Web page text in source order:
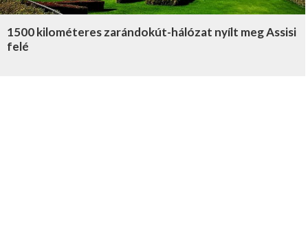
1500 kilométeres zarándokút-hálózat nyílt meg Assisi
felé